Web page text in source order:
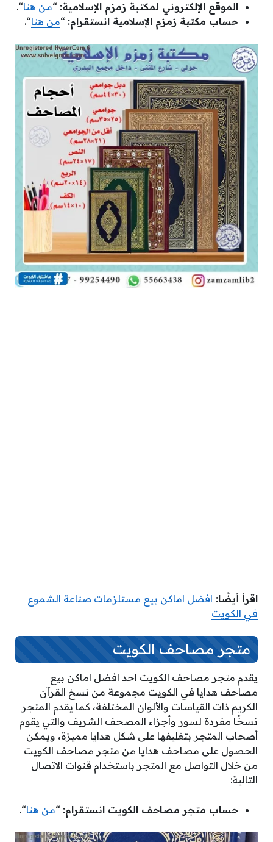
الموقع الإلكتروني لمكتبة زمزم الإسلامية: “من هنا“.
حساب مكتبة زمزم الإسلامية انستقرام: “من هنا“.
اقرأ أيضًا: افضل اماكن بيع مستلزمات صناعة الشموع
في الكويت
متجر مصاحف الكويت
يقدم متجر مصاحف الكويت احد افضل اماكن بيع
مصاحف هدايا في الكويت مجموعة من نسخ القرآن
الكريم ذات القياسات والألوان المختلفة، كما يقدم المتجر
نسخًا مفردة لسور وأجزاء المصحف الشريف والتي يقوم
أصحاب المتجر بتغليفها على شكل هدايا مميزة، ويمكن
الحصول على مصاحف هدايا من متجر مصاحف الكويت
من خلال التواصل مع المتجر باستخدام قنوات الاتصال
التالية:
حساب متجر مصاحف الكويت انستقرام: “من هنا“.